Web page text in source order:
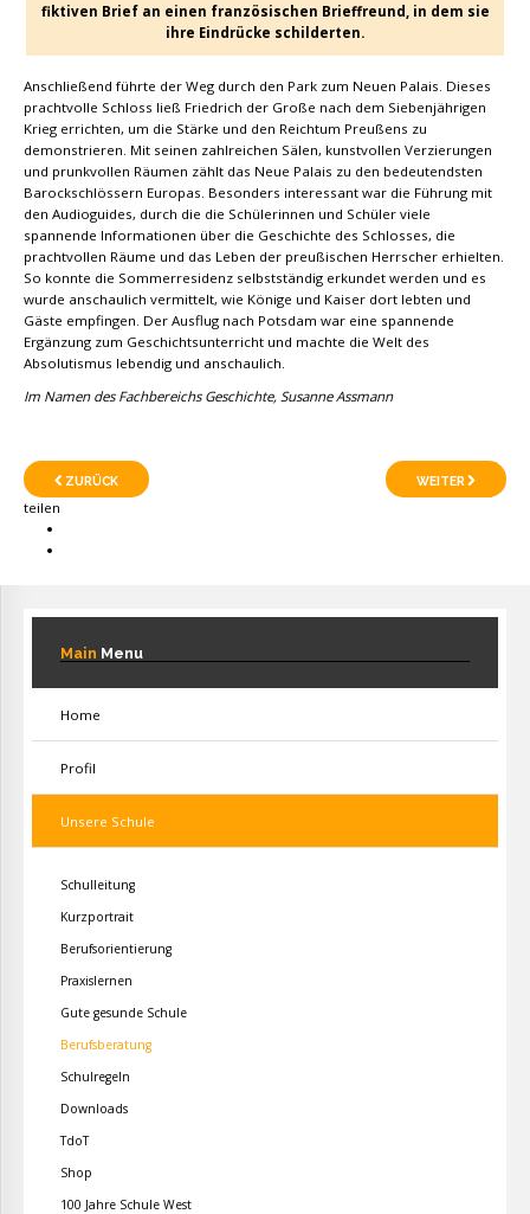
fiktiven Brief an einen französischen Brieffreund, in dem sie
ihre Eindrücke schilderten.
Anschließend führte der Weg durch den Park zum Neuen Palais. Dieses
prachtvolle Schloss ließ Friedrich der Große nach dem Siebenjährigen
Krieg errichten, um die Stärke und den Reichtum Preußens zu
demonstrieren. Mit seinen zahlreichen Sälen, kunstvollen Verzierungen
und prunkvollen Räumen zählt das Neue Palais zu den bedeutendsten
Barockschlössern Europas. Besonders interessant war die Führung mit
den Audioguides, durch die die Schülerinnen und Schüler viele
spannende Informationen über die Geschichte des Schlosses, die
prachtvollen Räume und das Leben der preußischen Herrscher erhielten.
So konnte die Sommerresidenz selbstständig erkundet werden und es
wurde anschaulich vermittelt, wie Könige und Kaiser dort lebten und
Gäste empfingen. Der Ausflug nach Potsdam war eine spannende
Ergänzung zum Geschichtsunterricht und machte die Welt des
Absolutismus lebendig und anschaulich.
Im Namen des Fachbereichs Geschichte, Susanne Assmann
ZURÜCK WEITER
teilen
Main Menu
Home
Profil
Unsere Schule
Schulleitung
Kurzportrait
Berufsorientierung
Praxislernen
Gute gesunde Schule
Berufsberatung
Schulregeln
Downloads
TdoT
Shop
100 Jahre Schule West